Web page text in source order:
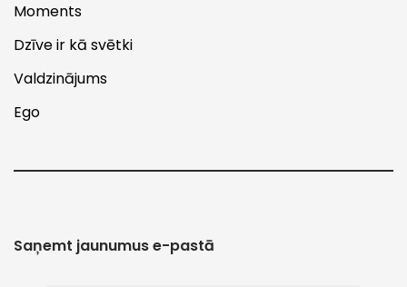
Moments
Dzīve ir kā svētki
Valdzinājums
Ego
Saņemt jaunumus e-pastā